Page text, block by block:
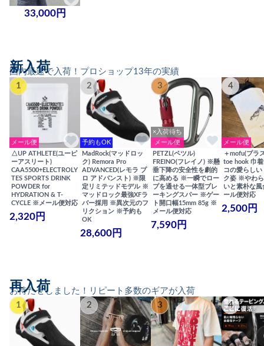
33,000円
国内最速で入荷！プロショップ13年の実績
新入荷
1
メール便
△UP ATHLETE(ユーピ
ーアスリート)
CAA5500+ELECTROLY
TES SPORTS DRINK
POWDER for
HYDRATION & T-
CYCLE ※メール便対応
2,320円
2
予約もOK
MadRock(マッドロッ
ク) Remora Pro
ADVANCED(レモラ プ
ロ アドバンスト) ※限
定リミテッドモデル ※
マッドロック最強XFラ
バー採用 ※異次元のフ
リクション ※予約も
OK
28,600円
3
×入荷待ち
メール便
PETZL(ペツル)
FREINO(フレイノ) ※懸
垂下降の安全性を劇的
に高める ※一瞬でロー
プを通せる一体型ブレ
ーキングスパー ※ゲー
ト開口幅15mm 85g ※
メール便対応
7,590円
4
メール便
＋mofu(プラ
toe hook 巾
コの愛らしい
ク姿 ※やわ
いと素朴な
ール便対応
2,500円
お待たせしました！リピート多数のギアが入荷
再入荷
1 2 3 4